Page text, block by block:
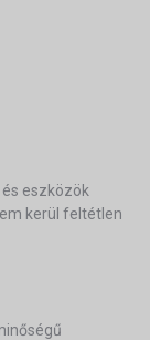
eszközök
kerül feltétlen